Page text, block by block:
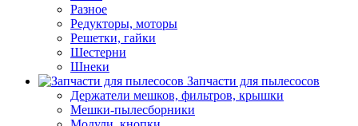
Разное
Редукторы, моторы
Решетки, гайки
Шестерни
Шнеки
Запчасти для пылесосов
Держатели мешков, фильтров, крышки
Мешки-пылесборники